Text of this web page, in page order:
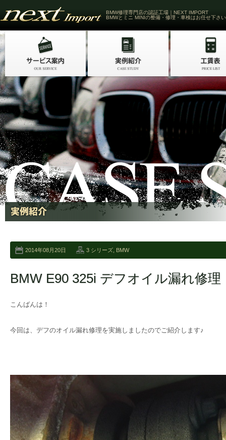
BMW修理専門店の認証工場｜NEXT IMPORT
BMWとミニ MINIの整備・修理・車検はお任せ下さい
2014年08月20日 3 シリーズ BMW
BMW E90 325i デフオイル漏れ修理
こんばんは！
今回は、デフのオイル漏れ修理を実施しましたのでご紹介します♪